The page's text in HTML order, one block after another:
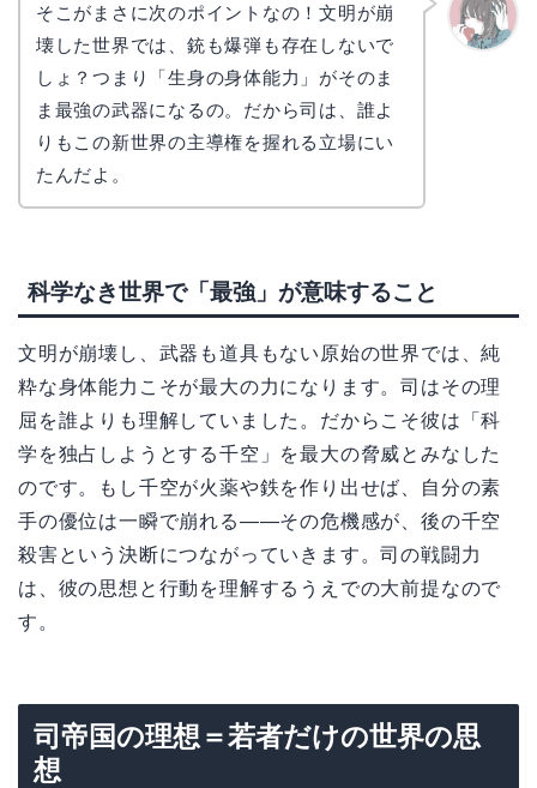
そこがまさに次のポイントなの！文明が崩
壊した世界では、銃も爆弾も存在しないで
しょ？つまり「生身の身体能力」がそのま
ま最強の武器になるの。だから司は、誰よ
りもこの新世界の主導権を握れる立場にい
たんだよ。
科学なき世界で「最強」が意味すること
文明が崩壊し、武器も道具もない原始の世界では、純
粋な身体能力こそが最大の力になります。司はその理
屈を誰よりも理解していました。だからこそ彼は「科
学を独占しようとする千空」を最大の脅威とみなした
のです。もし千空が火薬や鉄を作り出せば、自分の素
手の優位は一瞬で崩れる——その危機感が、後の千空
殺害という決断につながっていきます。司の戦闘力
は、彼の思想と行動を理解するうえでの大前提なので
す。
司帝国の理想＝若者だけの世界の思
想